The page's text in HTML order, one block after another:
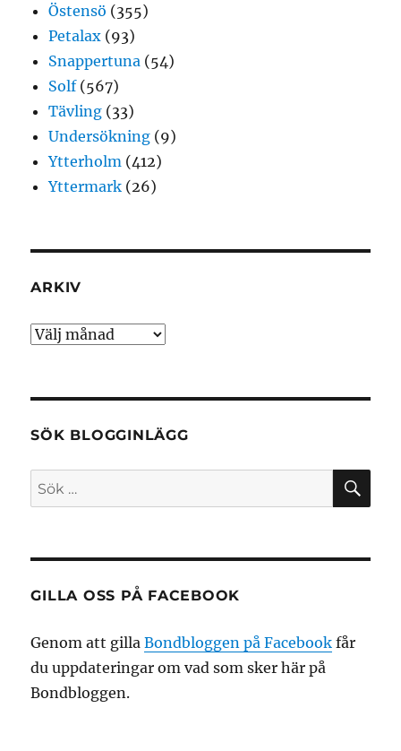
Östensö (355)
Petalax (93)
Snappertuna (54)
Solf(567)
Tävling (33)
Undersökning (9)
Ytterholm (412)
Yttermark (26)
ARKIV
Arkiv
SÖK BLOGGINLÄGG
Sök
efter:
GILLA OSS PÅ FACEBOOK
Genom att gillaBondbloggen på Facebook får
du uppdateringar om vad som sker här på
Bondbloggen.